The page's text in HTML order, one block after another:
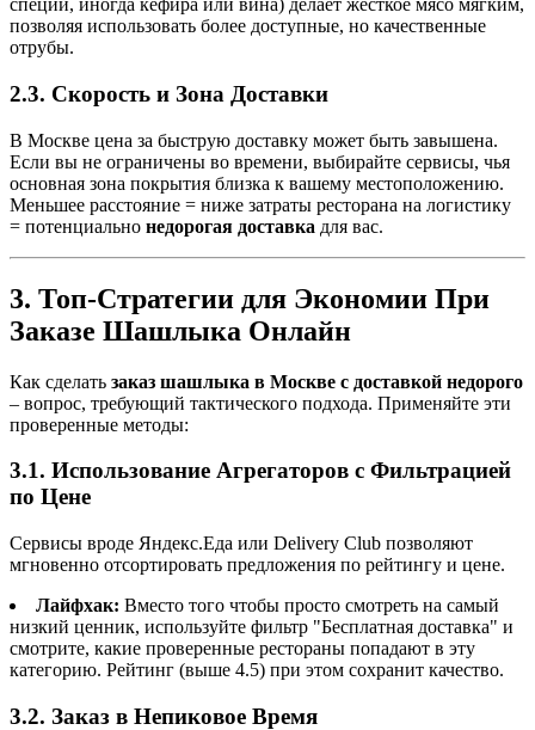
специй, иногда кефира или вина) делает жесткое мясо мягким,
позволяя использовать более доступные, но качественные
отрубы.
2.3. Скорость и Зона Доставки
В Москве цена за быструю доставку может быть завышена.
Если вы не ограничены во времени, выбирайте сервисы, чья
основная зона покрытия близка к вашему местоположению.
Меньшее расстояние = ниже затраты ресторана на логистику
= потенциально недорогая доставка для вас.
3. Топ-Стратегии для Экономии При
Заказе Шашлыка Онлайн
Как сделать заказ шашлыка в Москве с доставкой недорого
– вопрос, требующий тактического подхода. Применяйте эти
проверенные методы:
3.1. Использование Агрегаторов с Фильтрацией
по Цене
Сервисы вроде Яндекс.Еда или Delivery Club позволяют
мгновенно отсортировать предложения по рейтингу и цене.
Лайфхак: Вместо того чтобы просто смотреть на самый
низкий ценник, используйте фильтр "Бесплатная доставка" и
смотрите, какие проверенные рестораны попадают в эту
категорию. Рейтинг (выше 4.5) при этом сохранит качество.
3.2. Заказ в Непиковое Время